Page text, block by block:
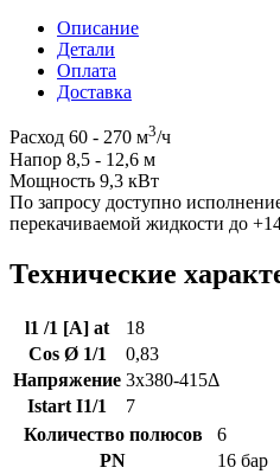
Описание
Детали
Оплата
Доставка
Расход 60 - 270 м3/ч
Напор 8,5 - 12,6 м
Мощность 9,3 кВт
По запросу доступно
перекачиваемой жидкости до
Технические
l1 /1 [A] at
18
Cos Ø 1/1
0,83
Напряжение 3x380-415Δ
Istart I1/1
7
Количество полюсов
6
PN
16 бар